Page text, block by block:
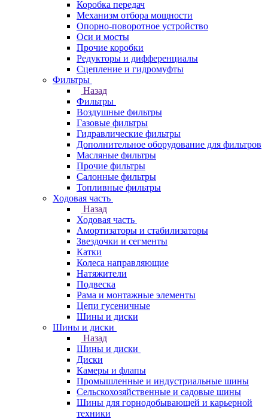
Коробка передач
Механизм отбора мощности
Опорно-поворотное устройство
Оси и мосты
Прочие коробки
Редукторы и дифференциалы
Сцепление и гидромуфты
Фильтры
Назад
Фильтры
Воздушные фильтры
Газовые фильтры
Гидравлические фильтры
Дополнительное оборудование для фильтров
Масляные фильтры
Прочие фильтры
Салонные фильтры
Топливные фильтры
Ходовая часть
Назад
Ходовая часть
Амортизаторы и стабилизаторы
Звездочки и сегменты
Катки
Колеса направляющие
Натяжители
Подвеска
Рама и монтажные элементы
Цепи гусеничные
Шины и диски
Шины и диски
Назад
Шины и диски
Диски
Камеры и флапы
Промышленные и индустриальные шины
Сельскохозяйственные и садовые шины
Шины для горнодобывающей и карьерной
техники